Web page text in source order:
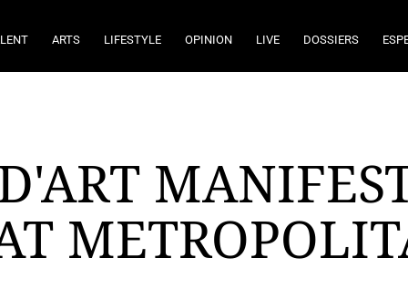
ARTS LIFESTYLE OPINION LIVE DOSSIERS